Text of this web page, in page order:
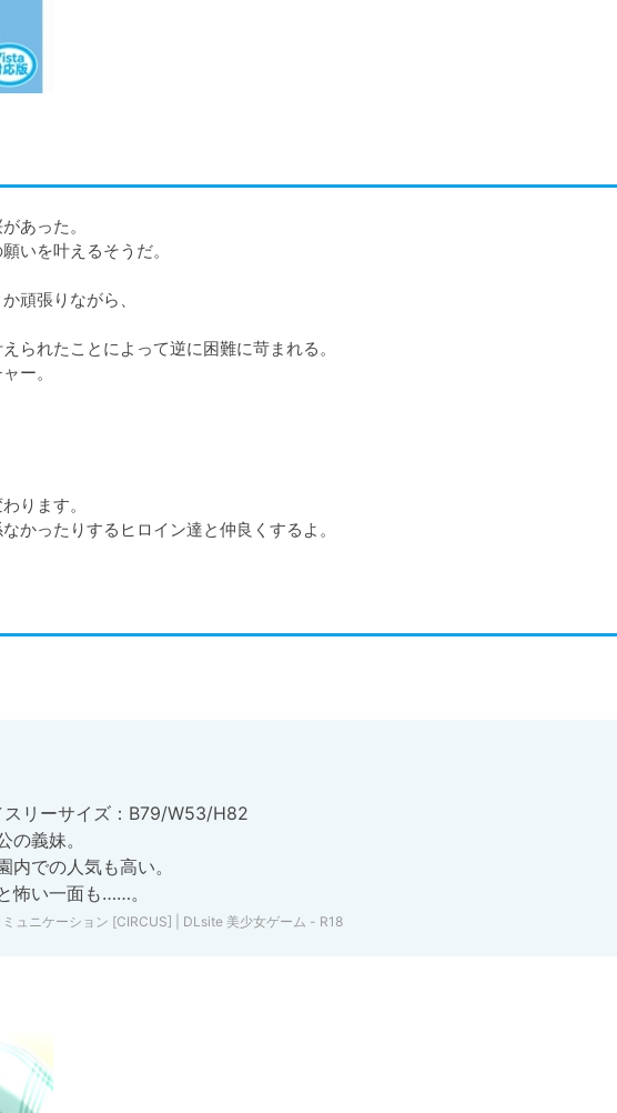
あった。
いを叶えるそうだ。
頑張りながら、
られたことによって逆に困難に苛まれる。
ー。
ります。
かったりするヒロイン達と仲良くするよ。
リーサイズ：B79/W53/H82
義妹。
での人気も高い。
ュニケーション [CIRCUS] | DLsite 美少女ゲーム - R18